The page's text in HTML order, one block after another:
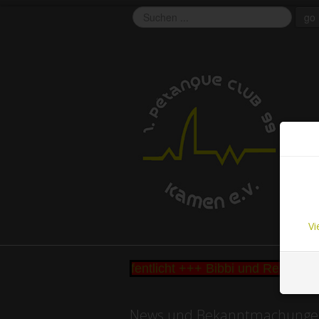
go
Cup 2026 veröffentlicht +++ Bibbi und Remo